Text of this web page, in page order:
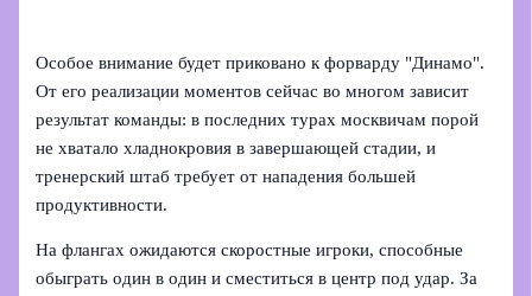
Особое внимание будет приковано к форварду "Динамо".
От его реализации моментов сейчас во многом зависит
результат команды: в последних турах москвичам порой
не хватало хладнокровия в завершающей стадии, и
тренерский штаб требует от нападения большей
продуктивности.
На флангах ожидаются скоростные игроки, способные
обыграть один в один и сместиться в центр под удар. За